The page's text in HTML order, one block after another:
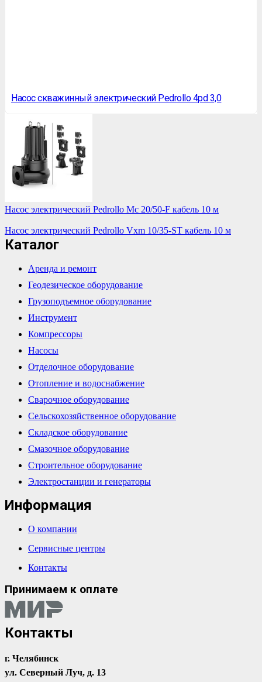
Насос скважинный электрический Pedrollo 4pd 3,0
Насос электрический Pedrollo Mc 20/50-F кабель 10 м
Насос электрический Pedrollo Vxm 10/35-ST кабель 10 м
Каталог
Аренда и ремонт
Геодезическое оборудование
Грузоподъемное оборудование
Инструмент
Компрессоры
Насосы
Отделочное оборудование
Отопление и водоснабжение
Сварочное оборудование
Сельскохозяйственное оборудование
Складское оборудование
Смазочное оборудование
Строительное оборудование
Электростанции и генераторы
Информация
О компании
Сервисные центры
Контакты
Принимаем к оплате
Контакты
г. Челябинск
ул. Северный Луч, д. 13